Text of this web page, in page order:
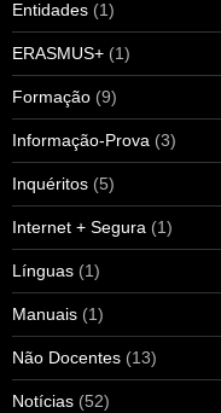
Entidades (1)
ERASMUS+ (1)
Formação (9)
Informação-Prova (3)
Inquéritos (5)
Internet + Segura (1)
Línguas (1)
Manuais (1)
Não Docentes (13)
Notícias (52)